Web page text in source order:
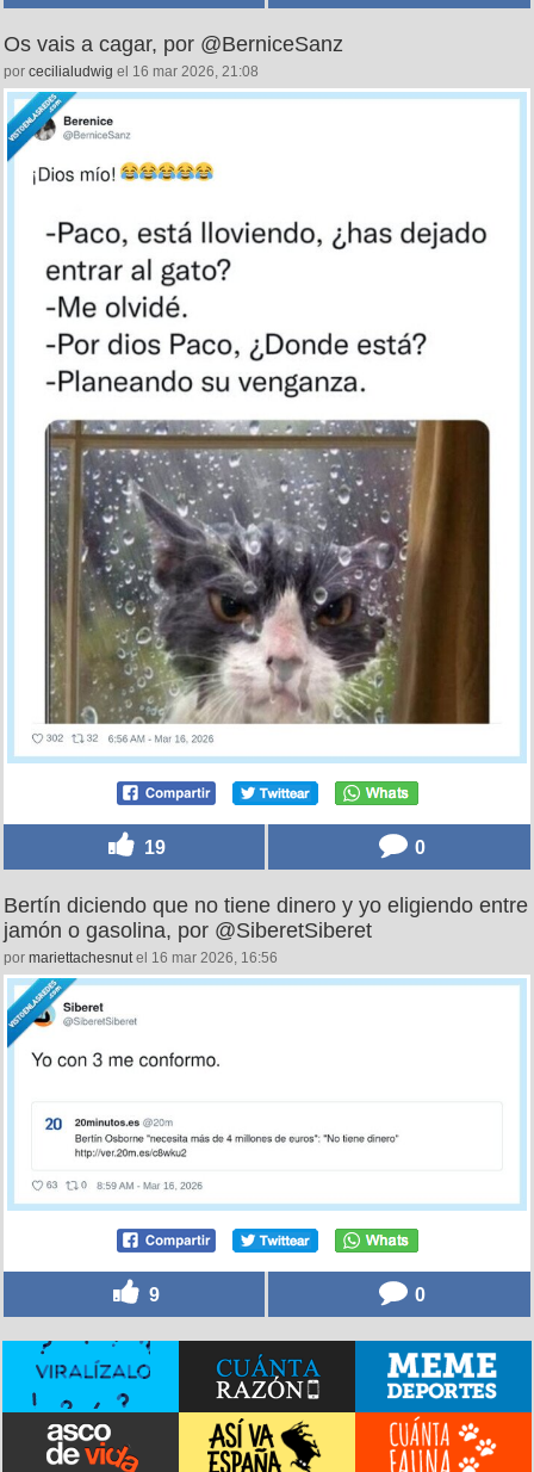
Os vais a cagar, por @BerniceSanz
por cecilialudwig el 16 mar 2026, 21:08
19 0
Bertín diciendo que no tiene dinero y yo eligiendo entre
jamón o gasolina, por @SiberetSiberet
por mariettachesnut el 16 mar 2026, 16:56
9 0